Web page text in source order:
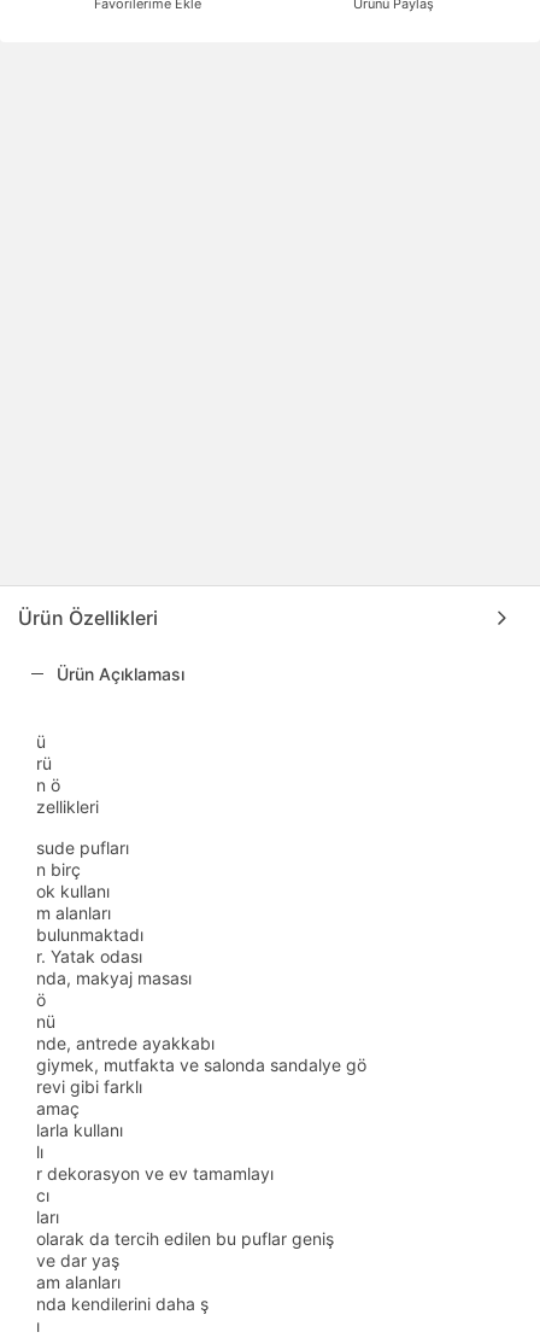
Ürün Özellikleri
Ürün Açıklaması
ü
rü
n ö
zellikleri
sude pufları
n birç
ok kullanı
m alanları
bulunmaktadı
r. Yatak odası
nda, makyaj masası
ö
nü
nde, antrede ayakkabı
giymek, mutfakta ve salonda sandalye gö
revi gibi farklı
amaç
larla kullanı
lı
r dekorasyon ve ev tamamlayı
cı
ları
olarak da tercih edilen bu puflar geniş
ve dar yaş
am alanları
nda kendilerini daha ş
ı